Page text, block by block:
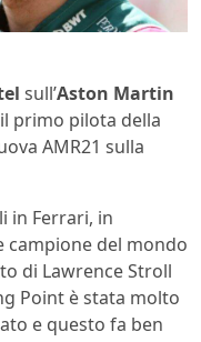
sull’Aston Martin
primo pilota della
AMR21 sulla
in Ferrari, in
campione del mondo
di Lawrence Stroll
Point è stata molto
e questo fa ben